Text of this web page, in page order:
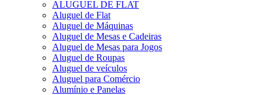
ALUGUEL DE FLAT
Aluguel de Flat
Aluguel de Máquinas
Aluguel de Mesas e Cadeiras
Aluguel de Mesas para Jogos
Aluguel de Roupas
Aluguel de veículos
Aluguel para Comércio
Alumínio e Panelas